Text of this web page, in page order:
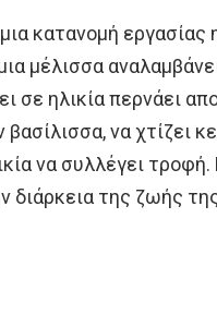
κατανομή εργασίας
μέλισσα
σε ηλικία περνάει
να χτίζει
να συλλέγει τροφή.
διάρκεια της ζωής